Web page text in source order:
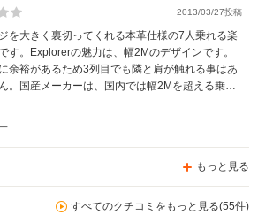
2013/03/27投稿
を大きく裏切ってくれる本革仕様の7人乗れる楽
す。Explorerの魅力は、幅2Mのデザインです。
余裕があるため3列目でも隣と肩が触れる事はあ
。国産メーカーは、国内では幅2Mを超える乗用
もっと見る
すべてのクチコミをもっと見る(55件)